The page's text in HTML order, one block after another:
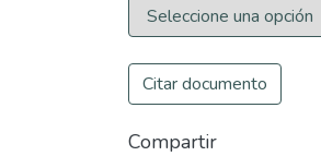
Citar documento
Compartir